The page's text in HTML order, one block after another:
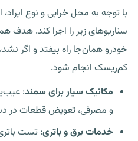
با توجه به محل خرابی و نوع ایراد،
سناریوهای زیر را اجرا کند.
خودرو همان‌جا راه بیفتد و اگر
کم‌ریسک انجام شود.
مکانیک سیار برای سمند:
و مصرفی، تعویض قطعات در
خدمات برق و باتری: تست باتری